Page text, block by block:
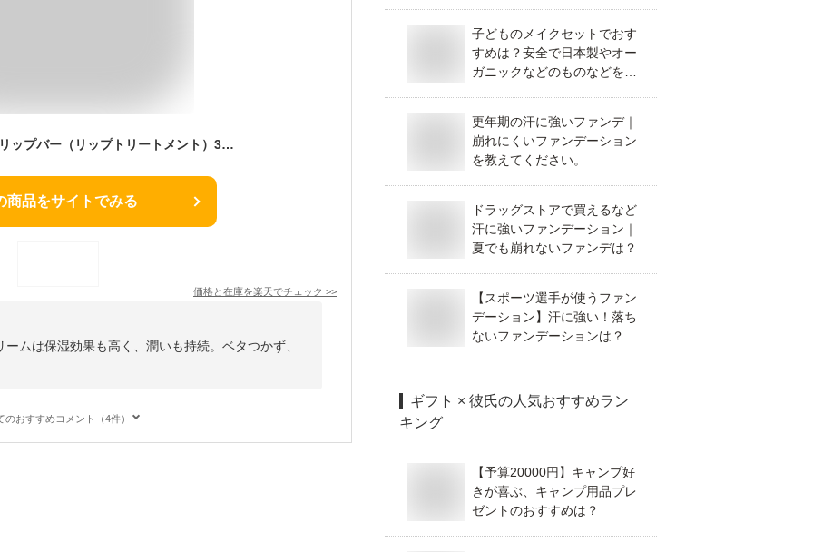
アルビオン フラルネ リップバー（リップトリートメント）3g 男女兼用 男女問わず ユニセックス スキンケア 男性スキンケア レディーススキンケア 女性スキンケア メンズ用 男性用
商品をサイトでみる
価格と在庫を楽天でチェック >>
ムは保湿効果も高く、潤いも持続。ベタつかず、
のおすすめコメント（4件）
子どものメイクセットでおす
すめは？安全で日本製やオー
ガニックなどのものなどを教
更年期の汗に強いファンデ｜
崩れにくいファンデーション
を教えてください。
ドラッグストアで買えるなど
汗に強いファンデーション｜
夏でも崩れないファンデは？
【スポーツ選手が使うファン
デーション】汗に強い！落ち
ないファンデーションは？
ギフト × 彼氏の人気おすすめラン
キング
【予算20000円】キャンプ好
きが喜ぶ、キャンプ用品プレ
ゼントのおすすめは？